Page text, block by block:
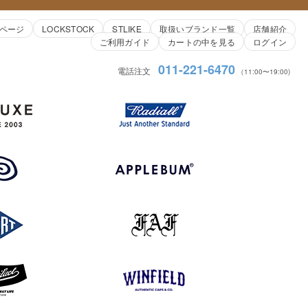
ージ LOCKSTOCK STLIKE 取扱いブランド一覧
店舗紹介
ご利用ガイド
カートの中を見る ログイン
電話注文 011-221-6470 （11:00〜19:00)